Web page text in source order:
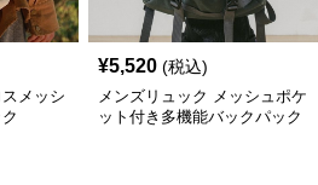
メッシ
¥5,520 (税込)
メンズリュック メッシュポケ
ット付き多機能バックパック